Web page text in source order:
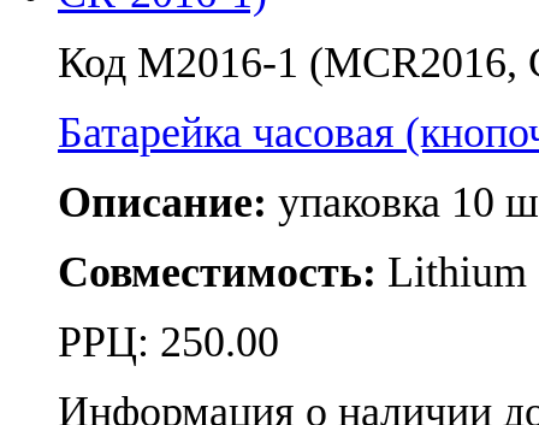
Код M2016-1 (MCR2016,
Батарейка часовая
Описание: упаковка 10
Совместимость: Lithium
РРЦ: 250.00
Информация о наличии